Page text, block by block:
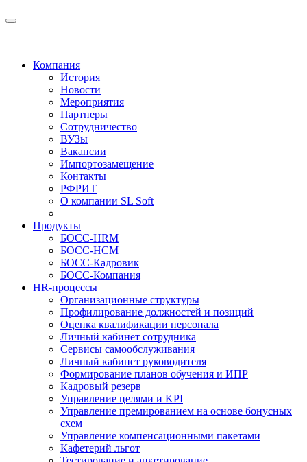
Компания
История
Новости
Мероприятия
Партнеры
Сотрудничество
ВУЗы
Вакансии
Импортозамещение
Контакты
РФРИТ
О компании SL Soft
Продукты
БОСС-HRM
БОСС-HCM
БОСС-Кадровик
БОСС-Компания
HR-процессы
Организационные структуры
Профилирование должностей и позиций
Оценка квалификации персонала
Личный кабинет сотрудника
Сервисы самообслуживания
Личный кабинет руководителя
Формирование планов обучения и ИПР
Кадровый резерв
Управление целями и KPI
Управление премированием на основе бонусных
схем
Управление компенсационными пакетами
Кафетерий льгот